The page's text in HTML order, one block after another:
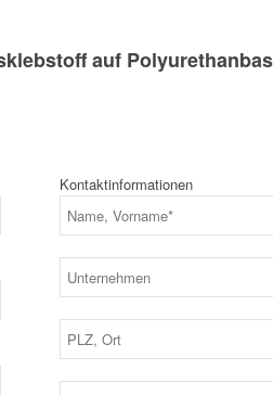
auf
Kontaktinformationen